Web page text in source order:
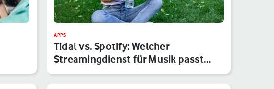
APPS
Tidal vs. Spotify: Welcher
Streamingdienst für Musik passt
besser…